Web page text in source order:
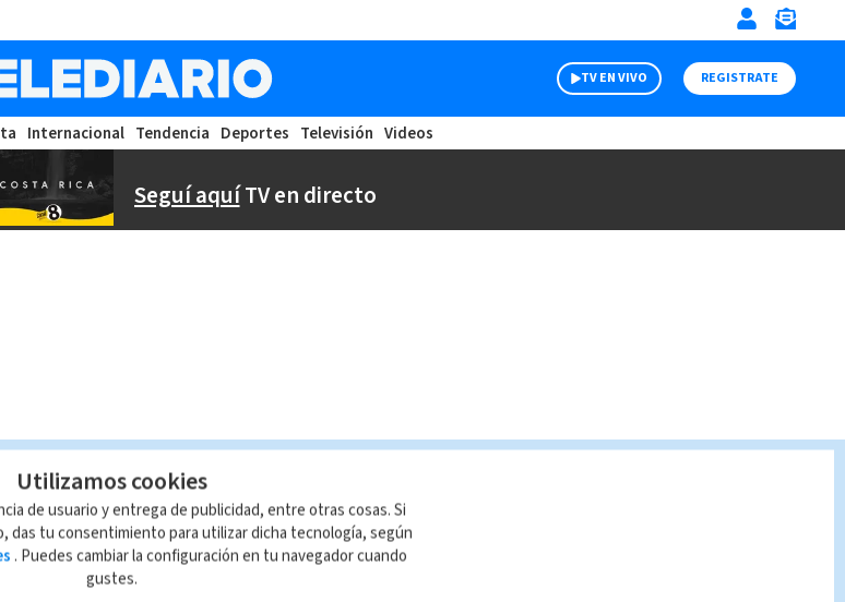
TV EN VIVO REGISTRATE
Internacional Tendencia Deportes Televisión Videos
Seguí aquíTV en directo
Utilizamos cookies
de usuario y entrega de publicidad, entre otras cosas. Si
das tu consentimiento para utilizar dicha tecnología, según
. Puedes cambiar la configuración en tu navegador cuando
gustes.